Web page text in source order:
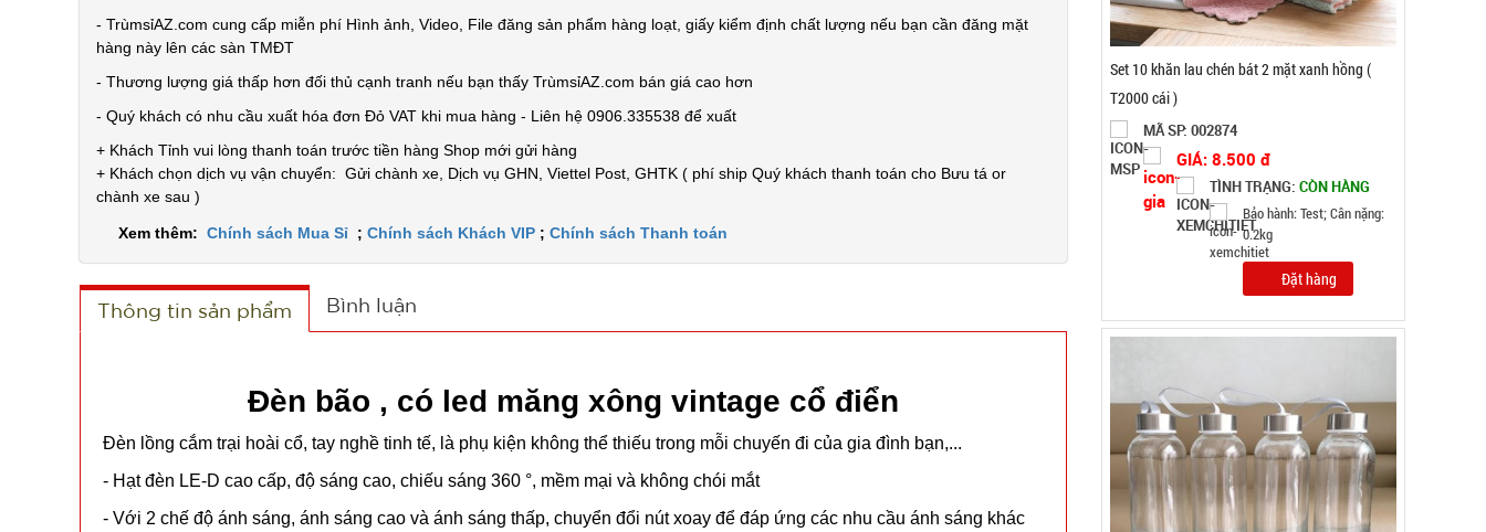
- TrùmsỉAZ.com cung cấp miễn phí Hình ảnh, Video, File đăng sản phẩm hàng loạt, giấy kiểm định chất lượng nếu bạn cần đăng mặt
hàng này lên các sàn TMĐT
- Thương lượng giá thấp hơn đối thủ cạnh tranh nếu bạn thấy TrùmsỉAZ.com bán giá cao hơn
- Quý khách có nhu cầu xuất hóa đơn Đỏ VAT khi mua hàng - Liên hệ 0906.335538 để xuất
+ Khách Tỉnh vui lòng thanh toán trước tiền hàng Shop mới gửi hàng
+ Khách chọn dịch vụ vận chuyển: Gửi chành xe, Dịch vụ GHN, Viettel Post, GHTK ( phí ship Quý khách thanh toán cho Bưu tá or
chành xe sau )
Xem thêm: Chính sách Mua Sỉ ; Chính sách Khách VIP ; Chính sách Thanh toán
Thông tin sản phẩm Bình luận
Đèn bão , có led măng xông vintage cổ điển
Đèn lồng cắm trại hoài cổ, tay nghề tinh tế, là phụ kiện không thể thiếu trong mỗi chuyến đi của gia đình bạn,...
- Hạt đèn LE-D cao cấp, độ sáng cao, chiếu sáng 360 °, mềm mại và không chói mắt
- Với 2 chế độ ánh sáng, ánh sáng cao và ánh sáng thấp, chuyển đổi nút xoay để đáp ứng các nhu cầu ánh sáng khác
Bình thủy tinh nắp Inox có quai 500ml
MÃ SP: 002108
GIÁ: 5.900 đ
TÌNH TRẠNG:CÒN HÀNG
Bảo hành: Test
Đặt hàng